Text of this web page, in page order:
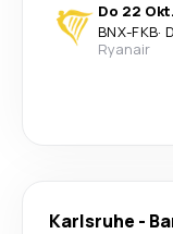
Do 22 Okt.
BNX-FKB·
Ryanair
Karlsruhe -